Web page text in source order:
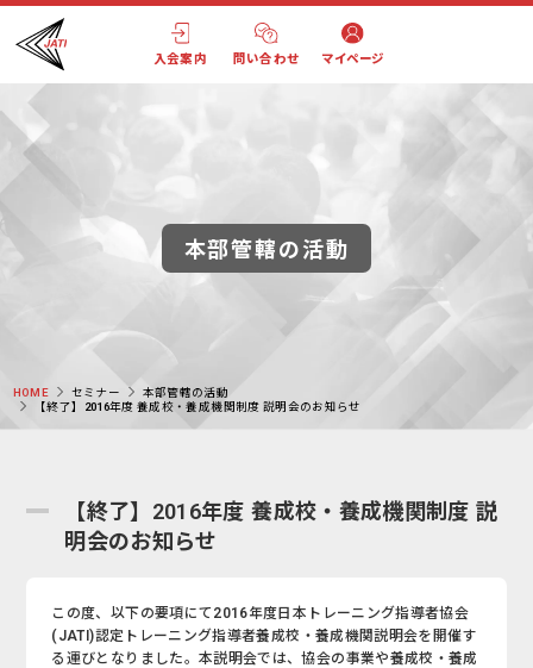
入会案内 問い合わせ マイページ
本部管轄の活動
HOME セミナー
本部管轄の活動
【終了】2016年度 養成校・養成機関制度 説明会のお知らせ
【終了】2016年度 養成校・養成機関制度 説
明会のお知らせ
この度、以下の要項にて2016年度日本トレーニング指導者協会
(JATI)認定トレーニング指導者養成校・養成機関説明会を開催す
る運びとなりました。本説明会では、協会の事業や養成校・養成